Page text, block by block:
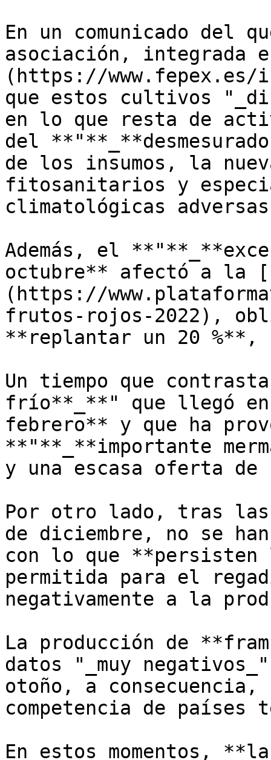
En un comunicado del
asociación, integrada
(https://
que estos cultivos
en lo que resta de
del
de los insumos, la
fitosanitarios y
climatológicas
Además, el
octubre** afectó a la
(https://
frutos-rojos-2022),
**replantar un 20 %**,
Un tiempo que
frío**_**" que llegó en
febrero** y que ha
**"**_**importante
y una escasa oferta de
Por otro lado, tras
de diciembre, no se
con lo que
permitida para el
negativamente a la
La producción de
datos "_muy
otoño, a
competencia de países
En estos momentos,